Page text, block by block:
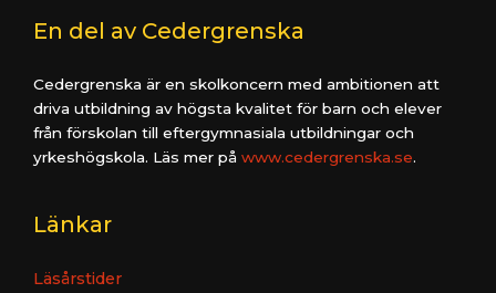
En del av Cedergrenska
Cedergrenska är en skolkoncern med ambitionen att
driva utbildning av högsta kvalitet för barn och elever
från förskolan till eftergymnasiala utbildningar och
yrkeshögskola. Läs mer på www.cedergrenska.se.
Länkar
Läsårstider